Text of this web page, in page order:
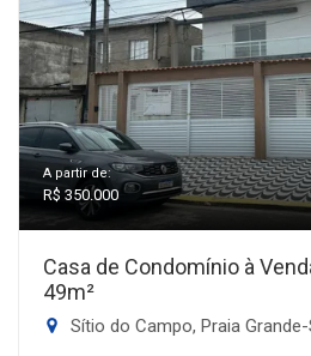
A partir de:
R$ 350.000
Casa de Condomínio à
49m²
Sítio do Campo, Praia Grande-